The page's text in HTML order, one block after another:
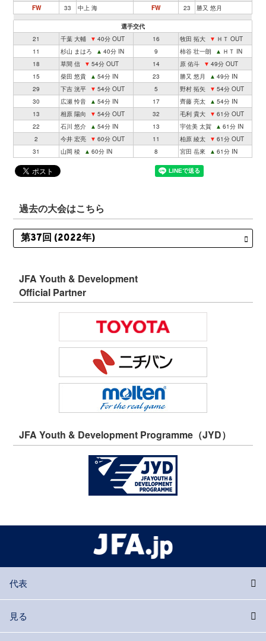
FW
33 中上 海 FW 23 勝又 悠月
選手交代
21
千葉 大輔 ▼ 40分 OUT 16 牧田 拓大 ▼ ＨＴ OUT
11
杉山 まはろ ▲ 40分 IN 9 柿谷 壮一朗 ▲ ＨＴ IN
18
草間 信 ▼ 54分 OUT 14 原 佑斗 ▼ 49分 OUT
15
柴田 悠貴 ▲ 54分 IN 23 勝又 悠月 ▲ 49分 IN
29
下吉 洸平 ▼ 54分 OUT 5 野村 拓矢 ▼ 54分 OUT
30
広瀬 怜音 ▲ 54分 IN 17 齊藤 亮太 ▲ 54分 IN
13
相原 陽向 ▼ 54分 OUT 32 毛利 貴大 ▼ 61分 OUT
22
石川 悠介 ▲ 54分 IN 13 宇佐美 太賀 ▲ 61分 IN
2
今井 宏亮 ▼ 60分 OUT 11 柏原 綾太 ▼ 61分 OUT
31
山岡 稜 ▲ 60分 IN 8 宮田 岳來 ▲ 61分 IN
過去の大会はこちら
JFA Youth & Development
Official Partner
JFA Youth & Development Programme（JYD）
代表
見る